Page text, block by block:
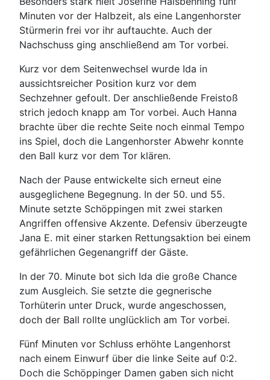
Minuten vor der Halbzeit, als eine Langenhorster
Stürmerin frei vor ihr auftauchte. Auch der
Nachschuss ging anschließend am Tor vorbei.
Kurz vor dem Seitenwechsel wurde Ida in
aussichtsreicher Position kurz vor dem
Sechzehner gefoult. Der anschließende Freistoß
strich jedoch knapp am Tor vorbei. Auch Hanna
brachte über die rechte Seite noch einmal Tempo
ins Spiel, doch die Langenhorster Abwehr konnte
den Ball kurz vor dem Tor klären.
Nach der Pause entwickelte sich erneut eine
ausgeglichene Begegnung. In der 50. und 55.
Minute setzte Schöppingen mit zwei starken
Angriffen offensive Akzente. Defensiv überzeugte
Jana E. mit einer starken Rettungsaktion bei einem
gefährlichen Gegenangriff der Gäste.
In der 70. Minute bot sich Ida die große Chance
zum Ausgleich. Sie setzte die gegnerische
Torhüterin unter Druck, wurde angeschossen,
doch der Ball rollte unglücklich am Tor vorbei.
Fünf Minuten vor Schluss erhöhte Langenhorst
nach einem Einwurf über die linke Seite auf 0:2.
Doch die Schöppinger Damen gaben sich nicht